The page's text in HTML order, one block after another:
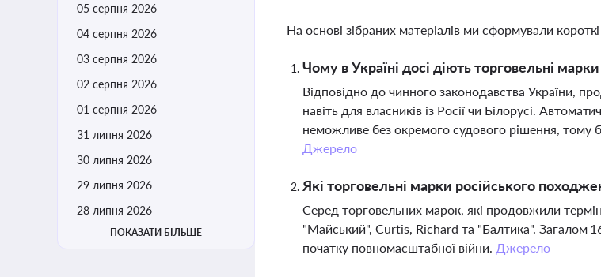
05 серпня 2026
04 серпня 2026
03 серпня 2026
02 серпня 2026
01 серпня 2026
31 липня 2026
30 липня 2026
29 липня 2026
28 липня 2026
ПОКАЗАТИ БІЛЬШЕ
На основі зібраних матеріалів ми сформували
Чому в Україні досі діють торговельні
Відповідно до чинного законодавства України,
навіть для власників із Росії чи Білорусі.
неможливе без окремого судового рішення, тому
Джерело
Які торговельні марки російського
Серед торговельних марок, які продовжили
"Майський", Curtis, Richard та "Балтика". Загалом
початку повномасштабної війни. Джерело